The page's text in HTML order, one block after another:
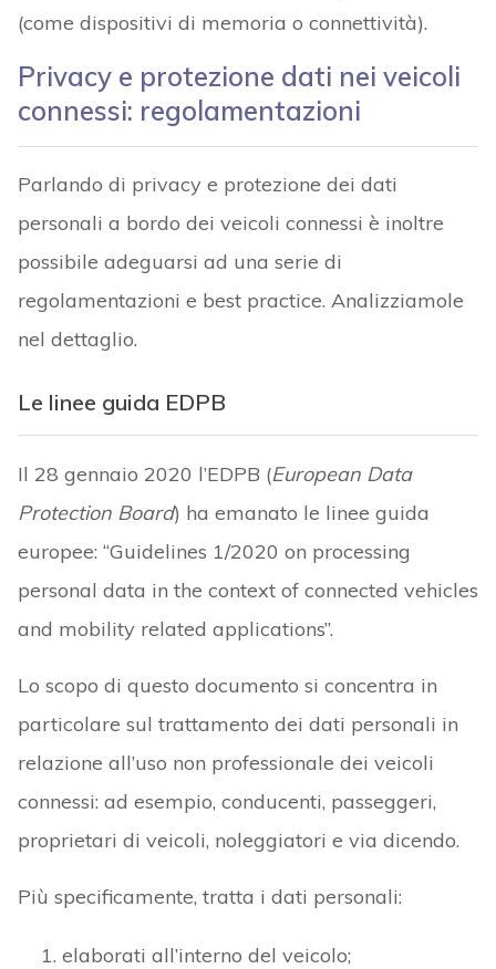
(come dispositivi di memoria o connettività).
Privacy e protezione dati nei veicoli
connessi: regolamentazioni
Parlando di privacy e protezione dei dati
personali a bordo dei veicoli connessi è inoltre
possibile adeguarsi ad una serie di
regolamentazioni e best practice. Analizziamole
nel dettaglio.
Le linee guida EDPB
Il 28 gennaio 2020 l’EDPB (European Data
Protection Board) ha emanato le linee guida
europee: “Guidelines 1/2020 on processing
personal data in the context of connected vehicles
and mobility related applications”.
Lo scopo di questo documento si concentra in
particolare sul trattamento dei dati personali in
relazione all’uso non professionale dei veicoli
connessi: ad esempio, conducenti, passeggeri,
proprietari di veicoli, noleggiatori e via dicendo.
Più specificamente, tratta i dati personali:
elaborati all’interno del veicolo;